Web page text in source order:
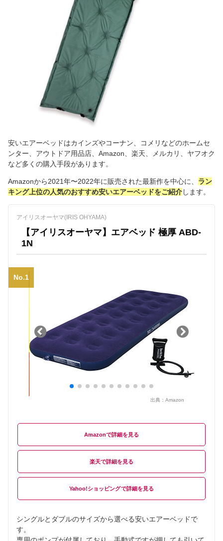
安いエアーベッドはカインズやコーナン、コメリなどのホームセ
ンター、アウトドア用品店、Amazon、楽天、メルカリ、ヤフオク
など多くの購入手段があります。
Amazonから2021年〜2022年に販売された最新作を中心に、 ラン
キング上位の人気のおすすめ安いエアーベッドをご紹介します。
アイリスオーヤマ(IRIS OHYAMA)
【アイリスオーヤマ】エアベッド 極厚 ABD-
1N
No.1
出典： Amazon
Amazon
楽天
Yahoo!ショッピング
シングルとダブルのサイズから選べる安いエアーベッドで
す。